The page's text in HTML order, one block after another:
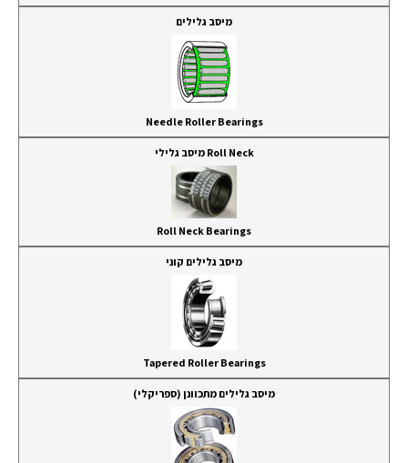
מיסב גלילים
Needle Roller Bearings
Roll Neck מיסב גלילי
Roll Neck Bearings
מיסב גלילים קוני
Tapered Roller Bearings
מיסב גלילים מתכוונן (ספריקלי)